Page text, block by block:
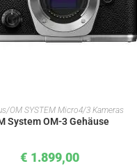
IN DEN WARENKORB
OM SYSTEM Micro4/3 Kameras
System OM-3 Gehäuse
€ 1.899,00